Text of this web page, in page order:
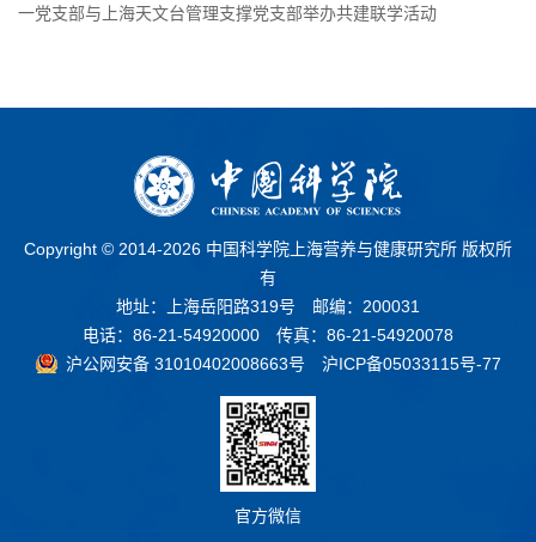
一党支部与上海天文台管理支撑党支部举办共建联学活动
Copyright © 2014-2026 中国科学院上海营养与健康研究所 版权所
有
地址：上海岳阳路319号 邮编：200031
电话：86-21-54920000 传真：86-21-54920078
沪公网安备 31010402008663号
沪ICP备05033115号-77
官方微信